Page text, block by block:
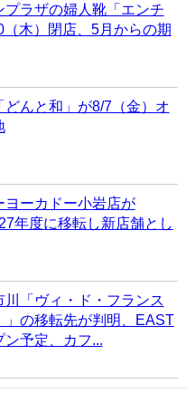
プラザの婦人靴「エンチ
木）閉店、5月からの期
んと和」が8/7（金）オ
ヨーカドー小岩店が
年度に移転し新店舗とし
川「ヴィ・ド・フランス
」の移転先が判明、EAST
ン予定、カフ...